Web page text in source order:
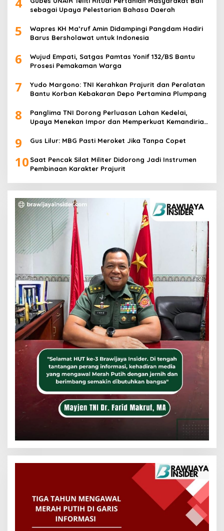
sebagai Upaya Pelestarian Bahasa Daerah
5
Wapres KH Ma’ruf Amin Didampingi Pangdam Hadiri
Barus Bersholawat untuk Indonesia
6
Wujud Empati, Satgas Pamtas Yonif 132/BS Bantu
Prosesi Pemakaman Warga
7
Yudo Margono: TNI Kerahkan Prajurit dan Peralatan
Bantu Korban Kebakaran Depo Pertamina Plumpang
8
Panglima TNI Dorong Perluasan Lahan Kedelai,
Upaya Menekan Impor dan Memperkuat Kemandirian
9 Gus Lilur: MBG Pasti Meroket Jika Tanpa Copet
10 Saat Pencak Silat Militer Didorong Jadi Instrumen
Pembinaan Karakter Prajurit